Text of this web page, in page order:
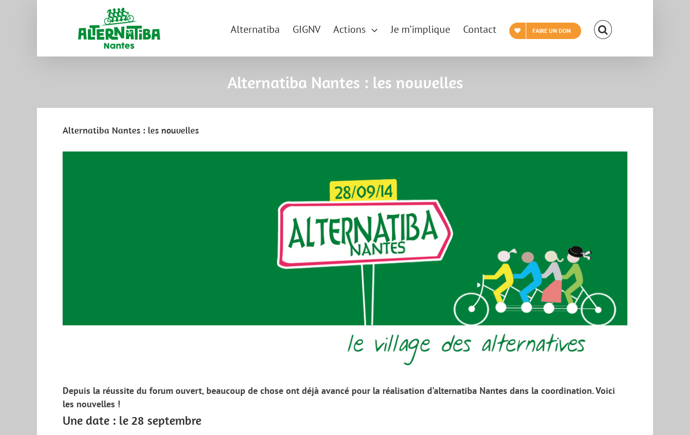
Alternatiba GIGNV Actions Je m’implique Contact FAIRE UN DON
Alternatiba Nantes : les nouvelles
Alternatiba Nantes : les nouvelles
Depuis la réussite du forum ouvert, beaucoup de chose ont déjà avancé pour la réalisation d’alternatiba Nantes dans la coordination. Voici
les nouvelles !
Une date : le 28 septembre